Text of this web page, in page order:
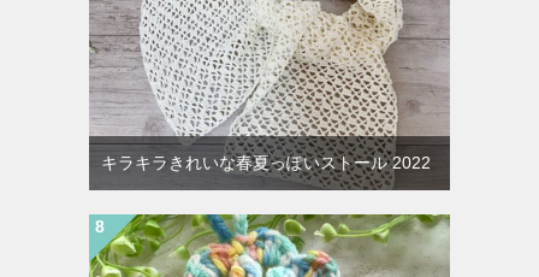
キラキラきれいな春夏っぽいストール 2022